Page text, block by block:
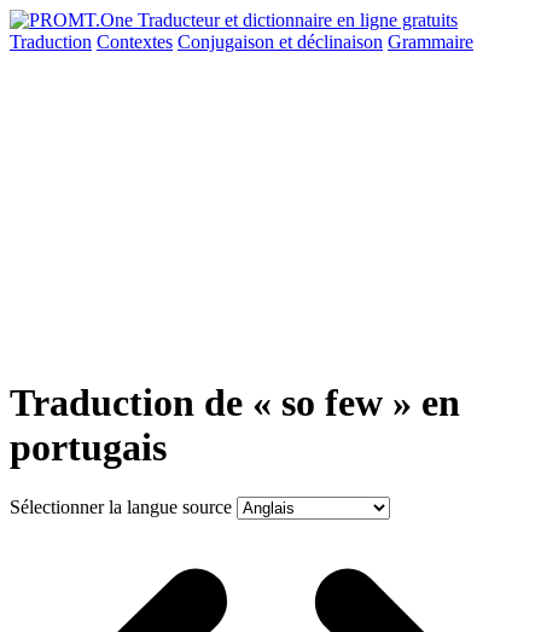
Traduction Contextes Conjugaison et déclinaison Grammaire
Traduction de « so few » en
portugais
Sélectionner la langue source